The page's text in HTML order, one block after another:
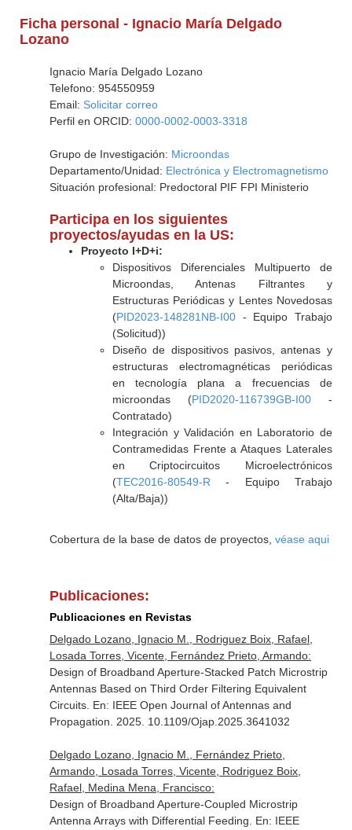
Ficha personal - Ignacio María Delgado
Lozano
Ignacio María Delgado Lozano
Telefono: 954550959
Email: Solicitar correo
Perfil en ORCID: 0000-0002-0003-3318
Grupo de Investigación: Microondas
Departamento/Unidad: Electrónica y Electromagnetismo
Situación profesional: Predoctoral PIF FPI Ministerio
Participa en los siguientes
proyectos/ayudas en la US:
Proyecto I+D+i:
Dispositivos Diferenciales Multipuerto de
Microondas, Antenas Filtrantes y
Estructuras Periódicas y Lentes Novedosas
(PID2023-148281NB-I00- Equipo Trabajo
(Solicitud))
Diseño de dispositivos pasivos, antenas y
estructuras electromagnéticas periódicas
en tecnología plana a frecuencias de
microondas (PID2020-116739GB-I00-
Contratado)
Integración y Validación en Laboratorio de
Contramedidas Frente a Ataques Laterales
en Criptocircuitos Microelectrónicos
(TEC2016-80549-R - Equipo Trabajo
(Alta/Baja))
Cobertura de la base de datos de proyectos, véase aqui
Publicaciones:
Publicaciones en Revistas
Delgado Lozano, Ignacio M., Rodriguez Boix, Rafael,
Losada Torres, Vicente, Fernández Prieto, Armando:
Design of Broadband Aperture-Stacked Patch Microstrip
Antennas Based on Third Order Filtering Equivalent
Circuits. En: IEEE Open Journal of Antennas and
Propagation . 2025. 10.1109/Ojap.2025.3641032
Delgado Lozano, Ignacio M., Fernández Prieto,
Armando, Losada Torres, Vicente, Rodriguez Boix,
Rafael, Medina Mena, Francisco:
Design of Broadband Aperture-Coupled Microstrip
Antenna Arrays with Differential Feeding. En: IEEE